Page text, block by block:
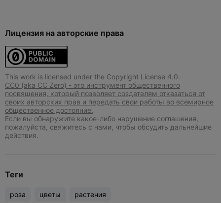
Лицензия на авторские права
This work is licensed under the Copyright License 4.0.
CC0 (aka CC Zero) - это инструмент общественного
посвящения, который позволяет создателям отказаться от
своих авторских прав и передать свои работы во всемирное
общественное достояние.
Если вы обнаружите какое-либо нарушение соглашения,
пожалуйста, свяжитесь с нами, чтобы обсудить дальнейшие
действия.
Теги
роза цветы растения